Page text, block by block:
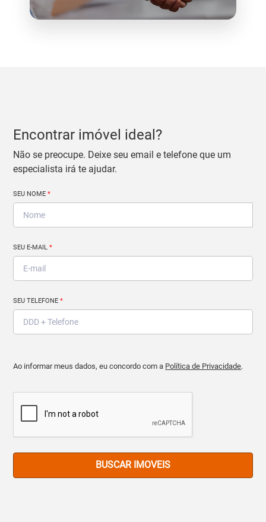
Encontrar imóvel ideal?
Não se preocupe. Deixe seu email e telefone que um
especialista irá te ajudar.
SEU NOME*
SEU E-MAIL*
SEU TELEFONE*
Ao informar meus dados, eu concordo com a Política de Privacidade.
BUSCAR IMOVEIS